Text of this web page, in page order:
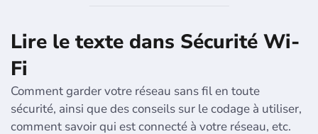
Lire le texte dans Sécurité Wi-
Fi
Comment garder votre réseau sans fil en toute
sécurité, ainsi que des conseils sur le codage à utiliser,
comment savoir qui est connecté à votre réseau, etc.